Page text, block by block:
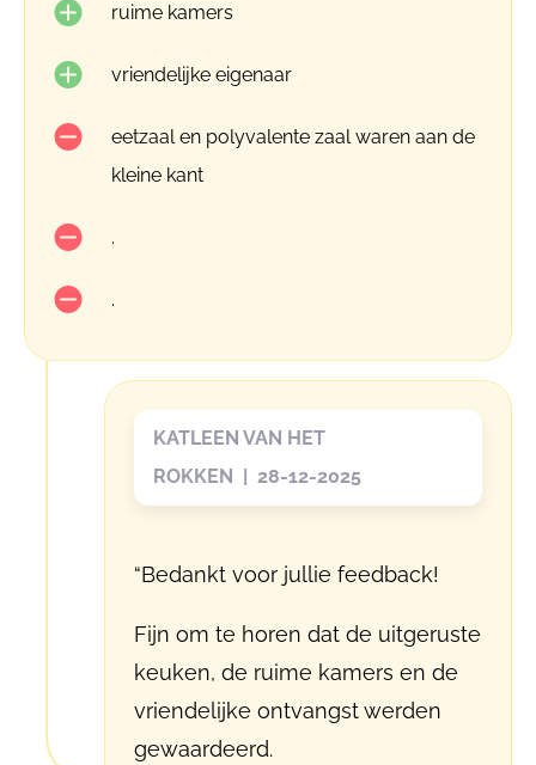
ruime kamers
vriendelijke eigenaar
eetzaal en polyvalente zaal waren aan de
kleine kant
.
.
KATLEEN VAN HET
ROKKEN | 28-12-2025
“Bedankt voor jullie feedback!
Fijn om te horen dat de uitgeruste
keuken, de ruime kamers en de
vriendelijke ontvangst werden
gewaardeerd.